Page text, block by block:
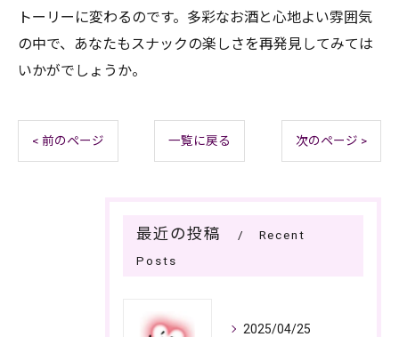
トーリーに変わるのです。多彩なお酒と心地よい雰囲気
の中で、あなたもスナックの楽しさを再発見してみては
いかがでしょうか。
< 前のページ 一覧に戻る 次のページ >
最近の投稿
Recent
Posts
2025/04/25